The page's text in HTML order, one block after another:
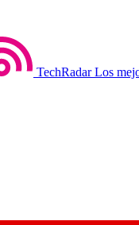
TechRadar Los